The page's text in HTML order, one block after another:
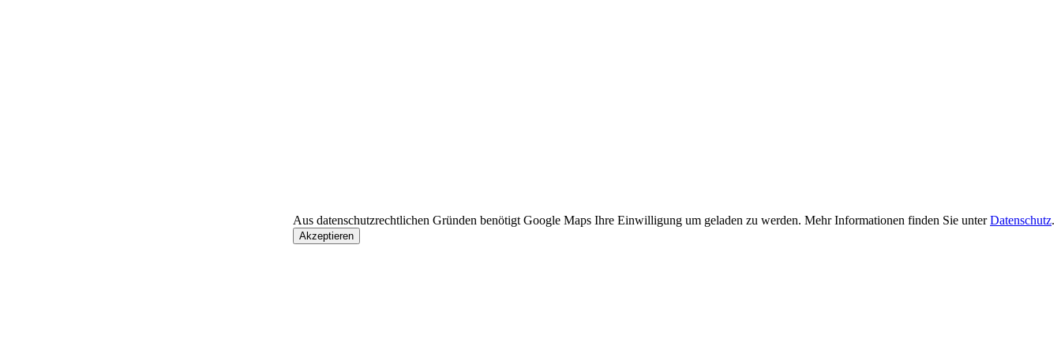
Aus datenschutzrechtlichen Gründen benötigt Google Maps Ihre Einwilligung um geladen zu werden. Mehr Informationen finden Sie unterDatenschutz.
Akzeptieren